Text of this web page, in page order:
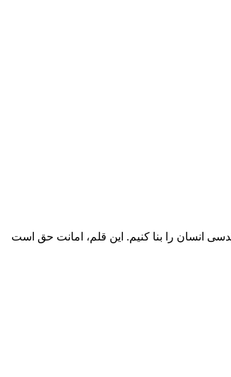
انسان را بنا کنیم. این قلم، امانت حق است